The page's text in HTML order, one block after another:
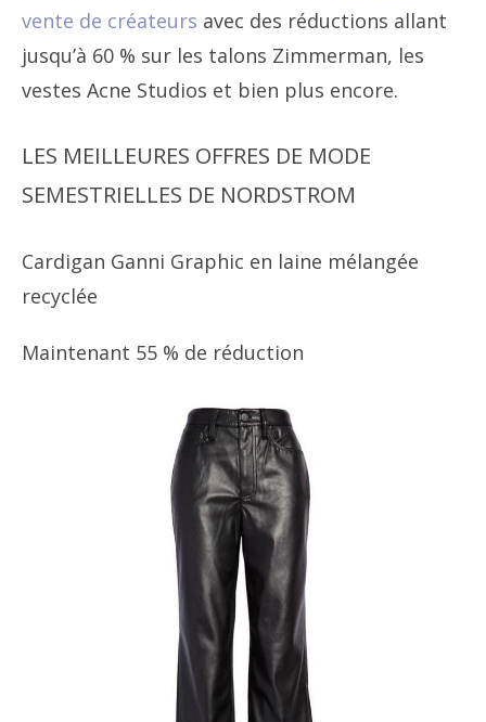
vente de créateurs avec des réductions allant
jusqu’à 60 % sur les talons Zimmerman, les
vestes Acne Studios et bien plus encore.
LES MEILLEURES OFFRES DE MODE
SEMESTRIELLES DE NORDSTROM
Cardigan Ganni Graphic en laine mélangée
recyclée
Maintenant 55 % de réduction